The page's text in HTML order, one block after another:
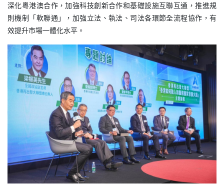
深化粵港澳合作，加強科技創新合作和基礎設施互聯互通，推進規
則機制「軟聯通」，加強立法、執法、司法各環節全流程協作，有
效提升市場一體化水平。